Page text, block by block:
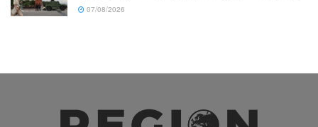
07/08/2026